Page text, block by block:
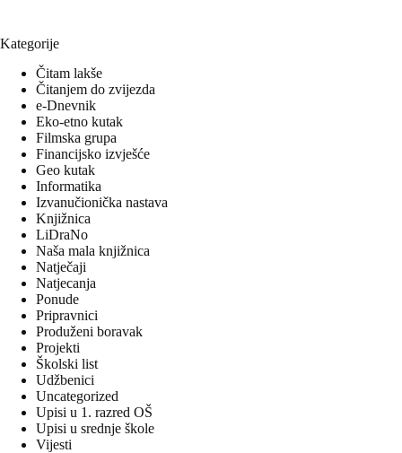
Kategorije
Čitam lakše
Čitanjem do zvijezda
e-Dnevnik
Eko-etno kutak
Filmska grupa
Financijsko izvješće
Geo kutak
Informatika
Izvanučionička nastava
Knjižnica
LiDraNo
Naša mala knjižnica
Natječaji
Natjecanja
Ponude
Pripravnici
Produženi boravak
Projekti
Školski list
Udžbenici
Uncategorized
Upisi u 1. razred OŠ
Upisi u srednje škole
Vijesti